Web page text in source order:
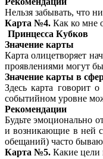
Нельзя забывать, что
Карта №4. Как ко мне
Принцесса Кубков
Значение карты
Карта олицетворяет
проявлениями могут
Значение карты в
Здесь карта говорит
событийном уровне
Рекомендации
Будьте эмоционально
и возникающие в ней
обещаний) часто
Карта №5. Какие цели